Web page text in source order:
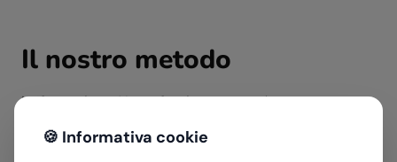
🍪 Informativa cookie
Il nostro metodo
La formazione AI non funziona se non è concreta,
garantisce un impatto reale sul lavoro quotidiano.